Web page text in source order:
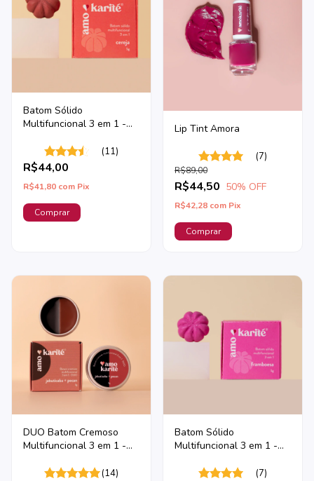
Batom Sólido
Multifuncional 3 em 1 -
(11)
R$44,00
R$41,80 com Pix
Lip Tint Amora
(7)
R$44,50
R$89,00
50% OFF
R$42,28 com Pix
DUO Batom Cremoso
Multifuncional 3 em 1 -
(14)
Batom Sólido
Multifuncional 3 em 1 -
(7)